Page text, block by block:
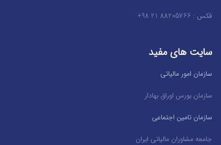
فکس : 88205766 21 98+
سایت های مفید
سازمان امور مالیاتی
سازمان بورس اوراق بهادار
سازمان تامین اجتماعی
جامعه مشاوران مالیاتی ایران